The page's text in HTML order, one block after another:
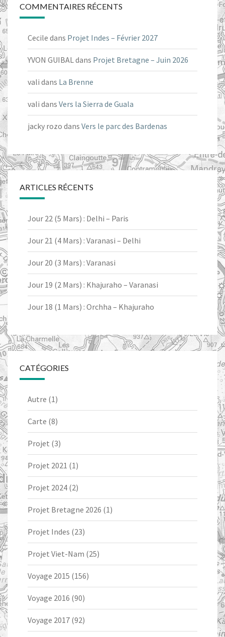
COMMENTAIRES RÉCENTS
Cecile dans Projet Indes – Février 2027
YVON GUIBALdans Projet Bretagne – Juin 2026
vali dans La Brenne
vali dans Vers la Sierra de Guala
jacky rozo dans Vers le parc des Bardenas
ARTICLES RÉCENTS
Jour 22 (5 Mars) : Delhi – Paris
Jour 21 (4 Mars) : Varanasi – Delhi
Jour 20 (3 Mars) : Varanasi
Jour 19 (2 Mars) : Khajuraho – Varanasi
Jour 18 (1 Mars) : Orchha – Khajuraho
CATÉGORIES
Autre (1)
Carte (8)
Projet (3)
Projet 2021 (1)
Projet 2024 (2)
Projet Bretagne 2026 (1)
Projet Indes (23)
Projet Viet-Nam (25)
Voyage 2015 (156)
Voyage 2016 (90)
Voyage 2017 (92)